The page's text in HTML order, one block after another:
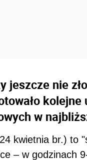
jeszcze nie
w
kwietnia br.) to
– w godzinach